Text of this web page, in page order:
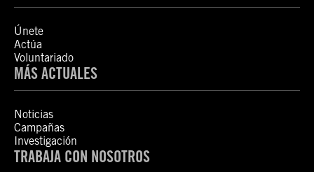
Únete
Actúa
Voluntariado
MÁS ACTUALES
Noticias
Campañas
Investigación
TRABAJA CON NOSOTROS